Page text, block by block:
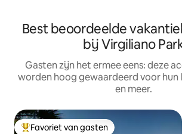
Best beoordeelde
bij Virgiliano
Gasten zijn het ermee eens: deze
worden hoog gewaardeerd voor
en meer.
Favoriet van gasten